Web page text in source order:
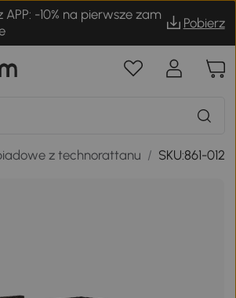
APP: -10% na pierwsze zam
Pobierz
z technorattanu / SKU:861-012